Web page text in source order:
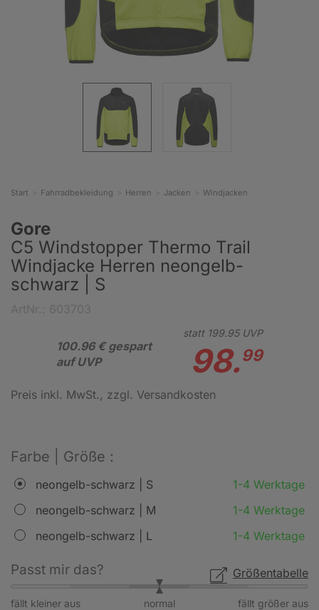
Start Fahrradbekleidung Herren Jacken Windjacken
Gore
C5 Windstopper Thermo Trail
Windjacke Herren neongelb-
schwarz | S
100.96 € gespart
auf UVP
statt 199.95UVP
98.99
Preis inkl. MwSt., zzgl. Versandkosten
Farbe | Größe :
neongelb-schwarz | S
1-4 Werktage
neongelb-schwarz | M
1-4 Werktage
neongelb-schwarz | L
1-4 Werktage
Größentabelle
Passt mir das?
fällt kleiner aus fällt größer aus
normal